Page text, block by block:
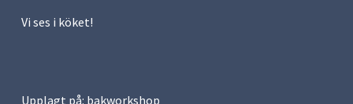
Vi ses i köket!
Upplagt på: bakworkshop